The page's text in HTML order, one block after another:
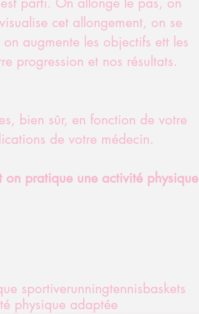
cet allongement, on se
augmente les objectifs ett les
progression et nos résultats.
bien sûr, en fonction de votre
de votre médecin.
pratique une activité physique
sportiverunningtennisbaskets
physique adaptée